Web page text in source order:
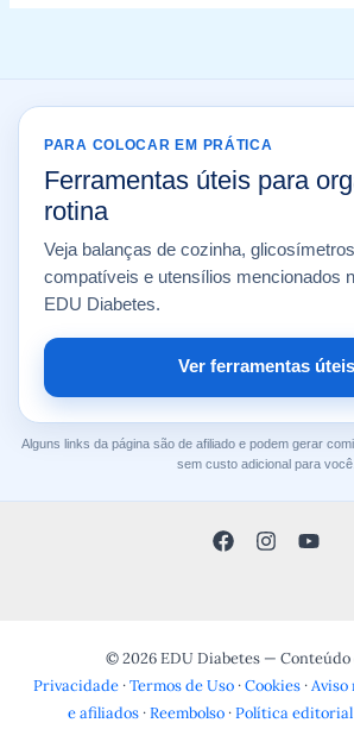
PARA COLOCAR EM PRÁTICA
Ferramentas úteis para
rotina
Veja balanças de cozinha,
compatíveis e utensílios mencionados
EDU Diabetes.
Ver ferramentas úteis
Alguns links da página são de afiliado e podem gerar
sem custo adicional para você.
© 2026 EDU Diabetes — Conteúdo
Privacidade ·Termos de Uso ·Cookies · Aviso
e afiliados·Reembolso·Política editorial